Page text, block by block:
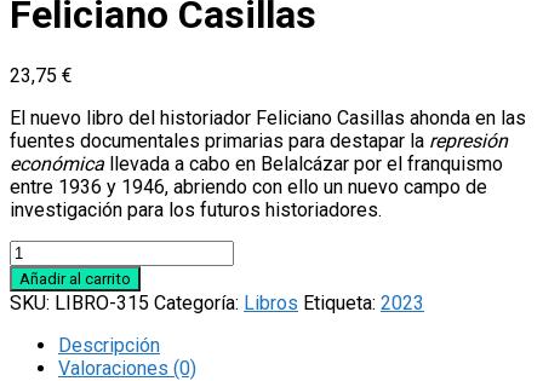
Feliciano Casillas
23,75 €
El nuevo libro del historiador Feliciano Casillas ahonda en las
fuentes documentales primarias para destapar la represión
económica llevada a cabo en Belalcázar por el franquismo
entre 1936 y 1946, abriendo con ello un nuevo campo de
investigación para los futuros historiadores.
Libro
'Procesos
de
Bienes
Añadir al carrito
SKU: LIBRO-315 Categoría: Libros Etiqueta: 2023
Descripción
Valoraciones (0)